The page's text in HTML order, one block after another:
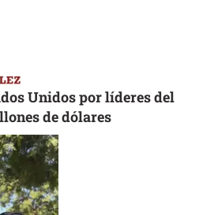
Unidos por líderes del
de dólares